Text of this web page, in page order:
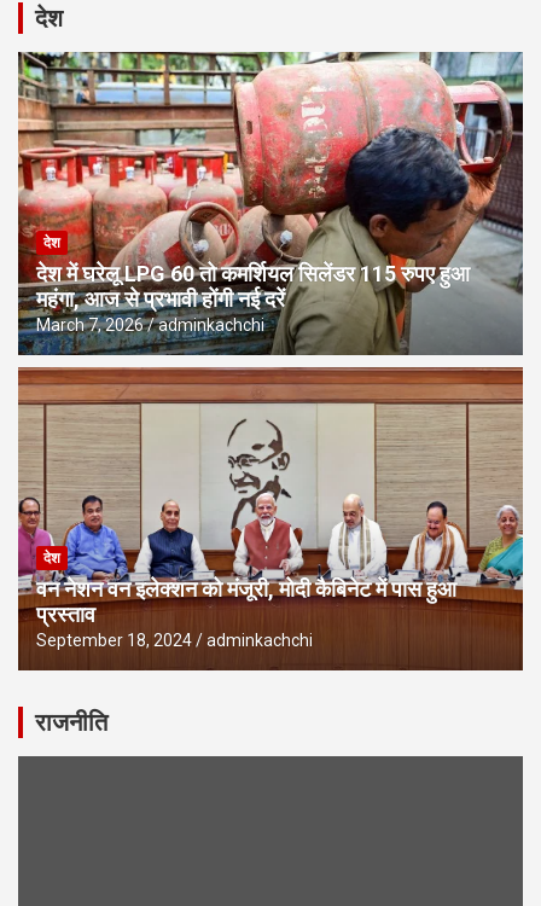
देश
देश
देश में घरेलू LPG 60 तो कमर्शियल सिलेंडर 115 रुपए हुआ
महंगा, आज से प्रभावी होंगी नई दरें
March 7, 2026 adminkachchi
देश
वन नेशन वन इलेक्शन को मंजूरी, मोदी कैबिनेट में पास हुआ
प्रस्ताव
September 18, 2024 adminkachchi
राजनीति